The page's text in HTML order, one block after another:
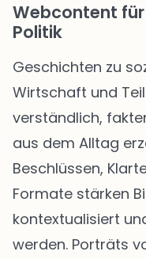
Webcontent
Politik
Geschichten zu
Wirtschaft und
verständlich,
aus dem Alltag
Beschlüssen,
Formate stärken
kontextualisiert
werden. Porträts